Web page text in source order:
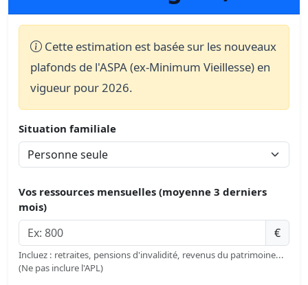
Cette estimation est basée sur les nouveaux
plafonds de l'ASPA (ex-Minimum Vieillesse) en
vigueur pour 2026.
Situation familiale
Vos ressources mensuelles (moyenne 3 derniers
mois)
€
Incluez : retraites, pensions d'invalidité, revenus du patrimoine...
(Ne pas inclure l'APL)